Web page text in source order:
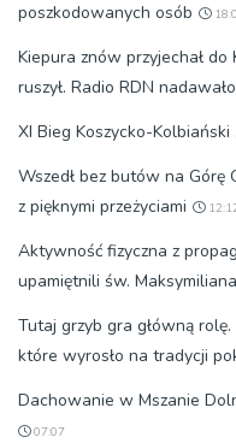
poszkodowanych osób
Kiepura znów przyjechał
ruszył. Radio RDN
XI Bieg Koszycko-
Wszedł bez butów na Górę
z pięknymi przeżyciami
Aktywność fizyczna z
upamiętnili św.
Tutaj grzyb gra główną
które wyrosło na tradycji
Dachowanie w Mszanie
07:07